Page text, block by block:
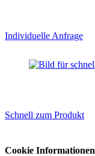
Individuelle Anfrage
Schnell zum Produkt
Cookie Informationen